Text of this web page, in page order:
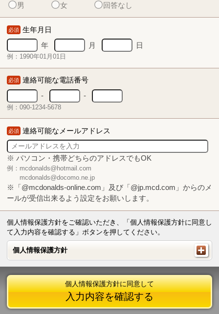
男
女 回答なし
必須 生年月日
年
月 日
例：1990年01月01日
必須 連絡可能な電話番号
-
-
例：090-1234-5678
必須 連絡可能なメールアドレス
※ パソコン・携帯どちらのアドレスでもOK
例：mcdonalds@hotmail.com
mcdonalds@docomo.ne.jp
※「@mcdonalds-online.com」及び「@jp.mcd.com」からのメ
ールが受信出来るよう設定をお願いします。
個人情報保護方針をご確認いただき、「個人情報保護方針に同意し
て入力内容を確認する」ボタンを押してください。
個人情報保護方針
個人情報保護方針
個人情報保護方針に同意して
入力内容を確認する